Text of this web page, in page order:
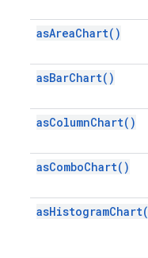
asAreaChart( )
asBarChart( )
asColumnChart( )
asComboChart( )
asHistogramChart(